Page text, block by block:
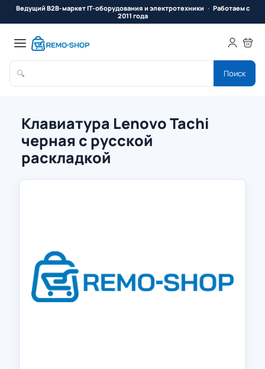
Ведущий B2B-маркет IT-оборудования и электротехники
Работаем с
2011 года
🔍 Поиск
Клавиатура Lenovo Tachi
черная с русской
раскладкой